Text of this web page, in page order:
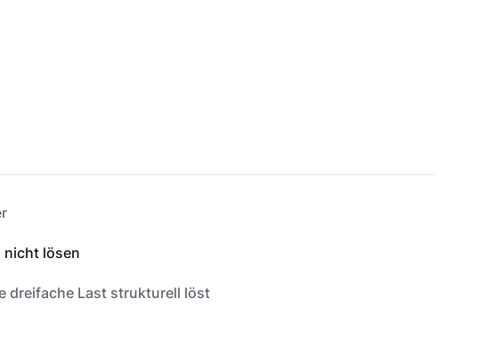
nicht lösen
dreifache Last strukturell löst